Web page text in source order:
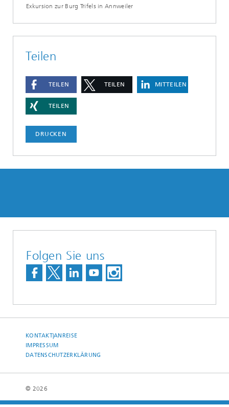
Exkursion zur Burg Trifels in Annweiler
Teilen
TEILEN TEILEN MITTEILEN
TEILEN
DRUCKEN
Folgen Sie uns
KONTAKT|ANREISE
IMPRESSUM
DATENSCHUTZERKLÄRUNG
© 2026